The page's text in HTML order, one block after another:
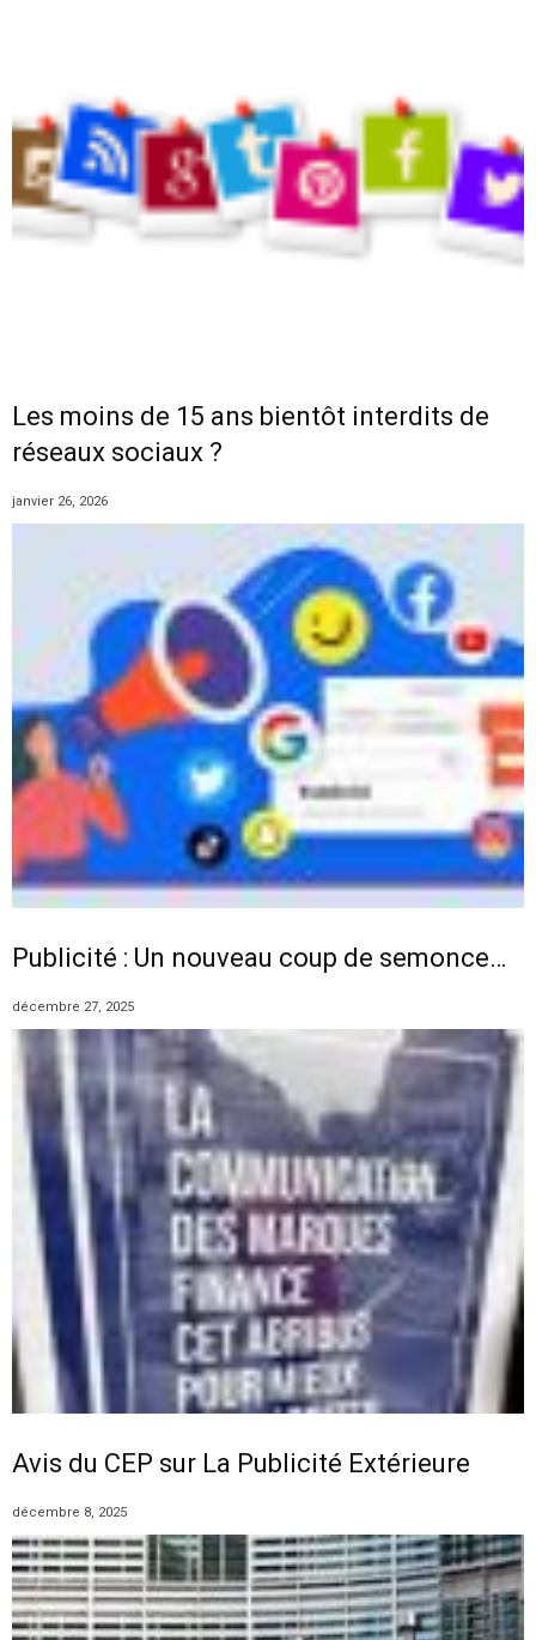
Les moins de 15 ans bientôt interdits de
réseaux sociaux ?
janvier 26, 2026
Publicité : Un nouveau coup de semonce…
décembre 27, 2025
Avis du CEP sur La Publicité Extérieure
décembre 8, 2025